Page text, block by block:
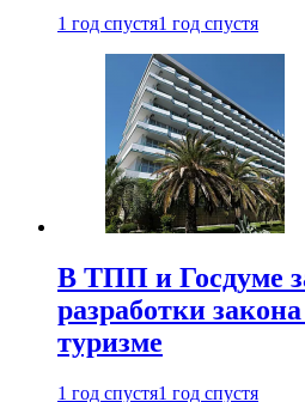
1 год спустя1 год спустя
В ТПП и Госдуме
разработки
туризме
1 год спустя1 год спустя